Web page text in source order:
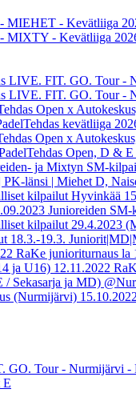
MIEHET - Kevätliiga
- MIXTY - Kevätliiga
LIVE. FIT. GO. Tour -
LIVE. FIT. GO. Tour -
Open x
kevätliiga
Open x
Open, D &
ja Mixtyn SM-
PK-länsi | Miehet D,
kilpailut Hyvinkää
Junioreiden
kilpailut 29.4.2023
18.3.-19.3.
RaKe junioriturnaus la
ja U16) 12.11.2022
/ Sekasarja ja MD)
(Nurmijärvi)
GO. Tour - Nurmijärvi -
E